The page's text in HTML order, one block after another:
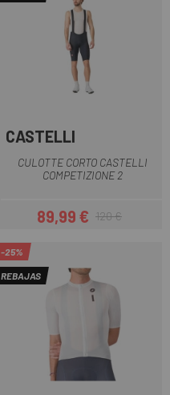
CASTELLI
CULOTTE CORTO CASTELLI
COMPETIZIONE 2
Precio
89,99 €Precio regular
120 €
-25%
REBAJAS